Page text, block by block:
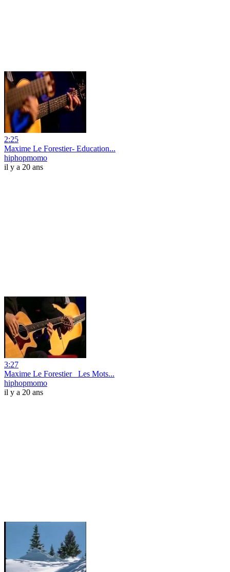
2:25
Maxime Le Forestier- Education...
hiphopmomo
il y a 20 ans
3:27
Maxime Le Forestier_ Les Mots...
hiphopmomo
il y a 20 ans